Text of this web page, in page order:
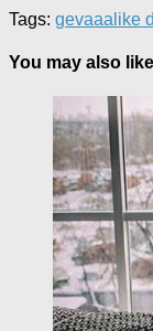
Tags: gevaaalike
You may also